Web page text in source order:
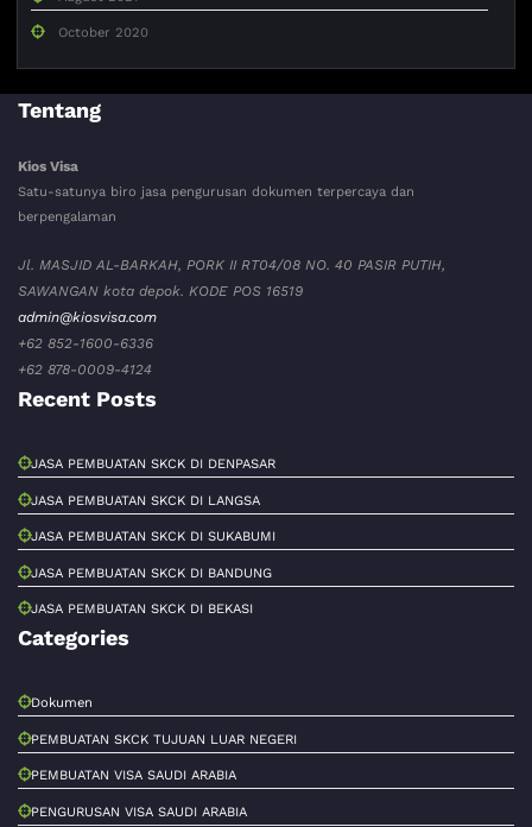
October 2020
Tentang
Kios Visa
Satu-satunya biro jasa pengurusan dokumen terpercaya dan
berpengalaman
Jl. MASJID AL-BARKAH, PORK II RT04/08 NO. 40 PASIR PUTIH,
SAWANGAN kota depok. KODE POS 16519
admin@kiosvisa.com
+62 852-1600-6336
+62 878-0009-4124
Recent Posts
JASA PEMBUATAN SKCK DI DENPASAR
JASA PEMBUATAN SKCK DI LANGSA
JASA PEMBUATAN SKCK DI SUKABUMI
JASA PEMBUATAN SKCK DI BANDUNG
JASA PEMBUATAN SKCK DI BEKASI
Categories
Dokumen
PEMBUATAN SKCK TUJUAN LUAR NEGERI
PEMBUATAN VISA SAUDI ARABIA
PENGURUSAN VISA SAUDI ARABIA